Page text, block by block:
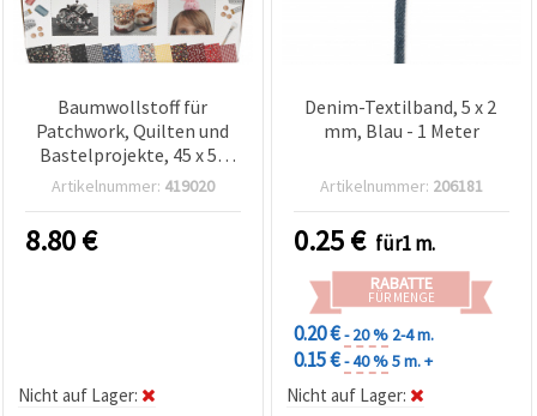
Baumwollstoff für
Patchwork, Quilten und
Bastelprojekte, 45 x 55
cm, Set mit 4 gemischten
Artikelnummer: 419020
8.80€
Nicht auf Lager:
Denim-Textilband, 5 x 2
mm, Blau - 1 Meter
Artikelnummer: 206181
0.25€ für1 m.
RABATTE
FÜR MENGE
0.20 €- 20 % 2-4 m.
0.15 €- 40 %5 m. +
Nicht auf Lager: